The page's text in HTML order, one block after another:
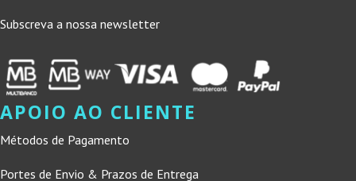
Subscreva a nossa newsletter
APOIO AO CLIENTE
Métodos de Pagamento
Portes de Envio & Prazos de Entrega